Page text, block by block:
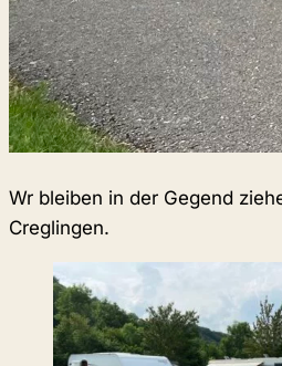
Wr bleiben in der Gegend
Creglingen.